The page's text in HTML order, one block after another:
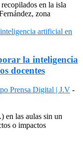
en la isla
zona
la inteligencia
docentes
Prensa Digital | J.V -
las aulas sin un
o impactos